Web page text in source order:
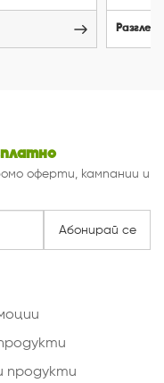
оферти, кампании и
Абонирай се
продукти
продукти